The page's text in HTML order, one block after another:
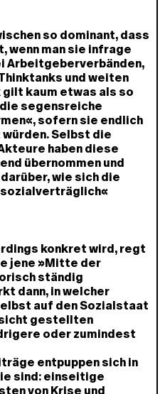
so dominant, dass
wenn man sie infrage
Arbeitgeberverbänden,
und weiten
kaum etwas als so
segensreiche
sofern sie endlich
Selbst die
haben diese
übernommen und
wie sich die
konkret wird, regt
jene »Mitte der
ständig
dann, in welcher
auf den Sozialstaat
gestellten
oder zumindest
entpuppen sich in
sind: einseitige
von Krise und